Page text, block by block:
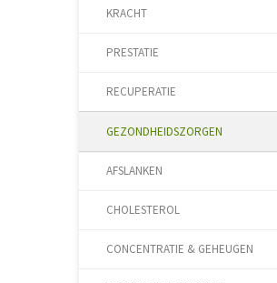
KRACHT
PRESTATIE
RECUPERATIE
GEZONDHEIDSZORGEN
AFSLANKEN
CHOLESTEROL
CONCENTRATIE & GEHEUGEN